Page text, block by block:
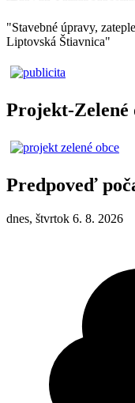
"Stavebné úpravy,
Liptovská Štiavnica"
Projekt-Zelené
Predpoveď
dnes, štvrtok 6. 8. 2026